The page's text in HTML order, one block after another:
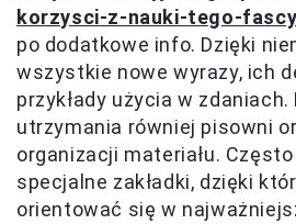
korzysci-z-nauki-tego-
po dodatkowe info. Dzięki
wszystkie nowe wyrazy, ich
przykłady użycia w
utrzymania równiej pisowni
organizacji materiału.
specjalne zakładki, dzięki
orientować się w